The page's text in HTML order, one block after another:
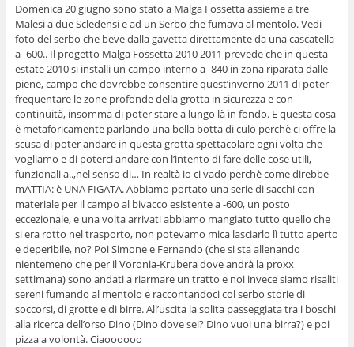
Domenica 20 giugno sono stato a Malga Fossetta assieme a tre
Malesi a due Scledensi e ad un Serbo che fumava al mentolo.Vedi
foto del serbo che beve dalla gavetta direttamente da una cascatella
a -600.. Il progetto Malga Fossetta 2010 2011 prevede che in questa
estate 2010 si installi un campo interno a -840 in zona riparata dalle
piene, campo che dovrebbe consentire quest’inverno 2011 di poter
frequentare le zone profonde della grotta in sicurezza e con
continuità, insomma di poter stare a lungo là in fondo. E questa cosa
è metaforicamente parlando una bella botta di culo perchè ci offre la
scusa di poter andare in questa grotta spettacolare ogni volta che
vogliamo e di poterci andare con l’intento di fare delle cose utili,
funzionali a..,nel senso di… In realtà io ci vado perchè come direbbe
mATTIA: è UNA FIGATA. Abbiamo portato una serie di sacchi con
materiale per il campo al bivacco esistente a -600, un posto
eccezionale, e una volta arrivati abbiamo mangiato tutto quello che
si era rotto nel trasporto, non potevamo mica lasciarlo lì tutto aperto
e deperibile, no? Poi Simone e Fernando (che si sta allenando
nientemeno che per il Voronia-Krubera dove andrà la proxx
settimana) sono andati a riarmare un tratto e noi invece siamo risaliti
sereni fumando al mentolo e raccontandoci col serbo storie di
soccorsi, di grotte e di birre. All’uscita la solita passeggiata tra i boschi
alla ricerca dell’orso Dino (Dino dove sei? Dino vuoi una birra?) e poi
pizza a volontà. Ciaoooooo